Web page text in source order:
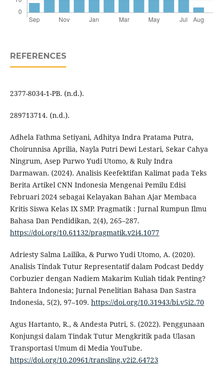
REFERENCES
2377-8034-1-PB. (n.d.).
289713714. (n.d.).
Adhela Fathma Setiyani, Adhitya Indra Pratama Putra,
Choirunnisa Aprilia, Nayla Putri Dewi Lestari, Sekar Cahya
Ningrum, Asep Purwo Yudi Utomo, & Ruly Indra
Darmawan. (2024). Analisis Keefektifan Kalimat pada Teks
Berita Artikel CNN Indonesia Mengenai Pemilu Edisi
Februari 2024 sebagai Kelayakan Bahan Ajar Membaca
Kritis Siswa Kelas IX SMP. Pragmatik : Jurnal Rumpun Ilmu
Bahasa Dan Pendidikan, 2(4), 265–287.
https://doi.org/10.61132/pragmatik.v2i4.1077
Adriesty Salma Lailika, & Purwo Yudi Utomo, A. (2020).
Analisis Tindak Tutur Representatif dalam Podcast Deddy
Corbuzier dengan Nadiem Makarim Kuliah tidak Penting?
Bahtera Indonesia; Jurnal Penelitian Bahasa Dan Sastra
Indonesia, 5(2), 97–109. https://doi.org/10.31943/bi.v5i2.70
Agus Hartanto, R., & Andesta Putri, S. (2022). Penggunaan
Konjungsi dalam Tindak Tutur Mengkritik pada Ulasan
Transportasi Umum di Media YouTube.
https://doi.org/10.20961/transling.v2i2.64723